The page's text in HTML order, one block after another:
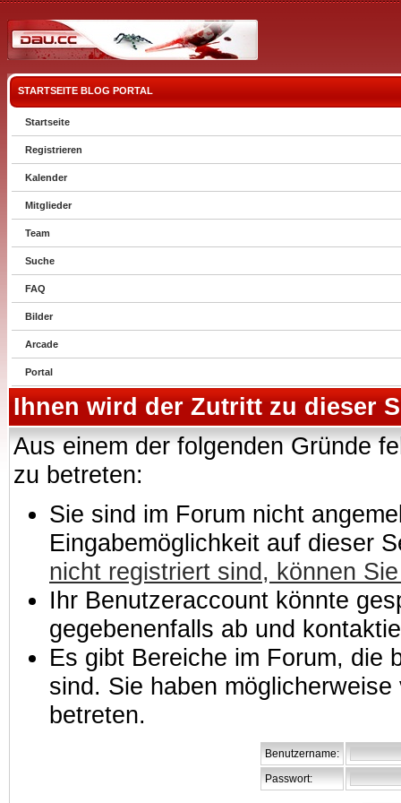
STARTSEITE BLOG PORTAL
Startseite
Registrieren
Kalender
Mitglieder
Team
Suche
FAQ
Bilder
Arcade
Portal
Ihnen wird der Zutritt zu dieser
Aus einem der folgenden Gründe
zu betreten:
Sie sind im Forum nicht
Eingabemöglichkeit auf dieser
nicht registriert sind, können
Ihr Benutzeraccount könnte
gegebenenfalls ab und
Es gibt Bereiche im Forum, die
sind. Sie haben
betreten.
Benutzername:
Passwort: